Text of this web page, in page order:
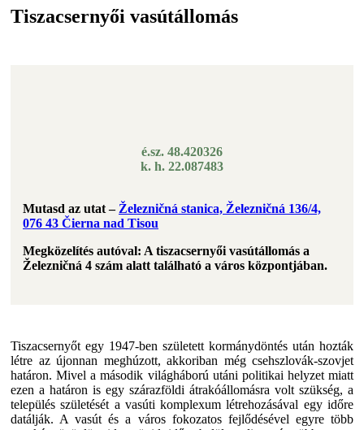
Tiszacsernyői vasútállomás
é.sz. 48.420326
k. h. 22.087483
Mutasd az utat – Železničná stanica, Železničná 136/4,
076 43 Čierna nad Tisou
Megközelítés autóval: A tiszacsernyői vasútállomás a
Železničná 4 szám alatt található a város központjában.
Tiszacsernyőt egy 1947-ben született kormánydöntés után hozták
létre az újonnan meghúzott, akkoriban még csehszlovák-szovjet
határon. Mivel a második világháború utáni politikai helyzet miatt
ezen a határon is egy szárazföldi átrakóállomásra volt szükség, a
település születését a vasúti komplexum létrehozásával egy időre
datálják. A vasút és a város fokozatos fejlődésével egyre több